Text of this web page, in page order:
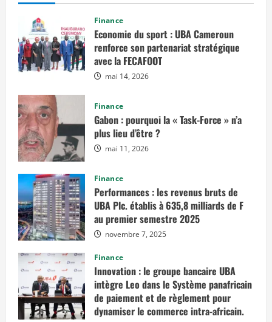
Finance
Economie du sport : UBA Cameroun
renforce son partenariat stratégique
avec la FECAFOOT
mai 14, 2026
Finance
Gabon : pourquoi la « Task-Force » n’a
plus lieu d’être ?
mai 11, 2026
Finance
Performances : les revenus bruts de
UBA Plc. établis à 635,8 milliards de F
au premier semestre 2025
novembre 7, 2025
Finance
Innovation : le groupe bancaire UBA
intègre Leo dans le Système panafricain
de paiement et de règlement pour
dynamiser le commerce intra-africain.